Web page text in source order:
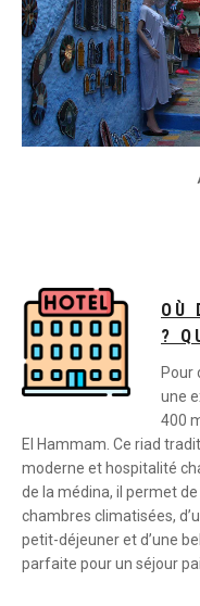
OÙ
?
Pour
une
400
El Hammam. Ce riad
moderne et hospitalité
de la médina, il permet
chambres climatisées,
petit-déjeuner et d’une
parfaite pour un séjour